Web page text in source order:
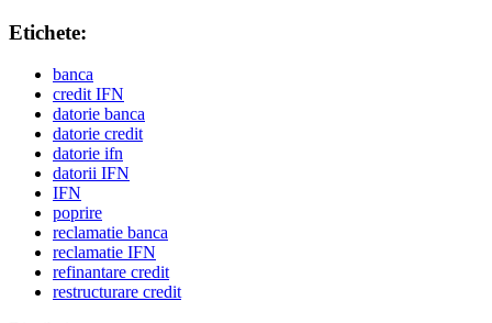
Etichete:
banca
credit IFN
datorie banca
datorie credit
datorie ifn
datorii IFN
IFN
poprire
reclamatie banca
reclamatie IFN
refinantare credit
restructurare credit